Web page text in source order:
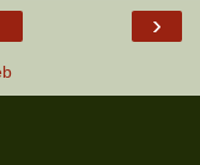
›